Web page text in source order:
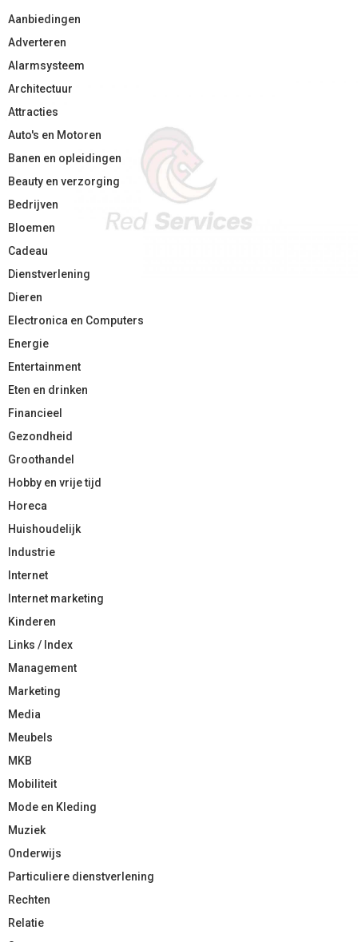
Aanbiedingen
Adverteren
Alarmsysteem
Architectuur
Attracties
Auto's en Motoren
Banen en opleidingen
Beauty en verzorging
Bedrijven
Bloemen
Cadeau
Dienstverlening
Dieren
Electronica en Computers
Energie
Entertainment
Eten en drinken
Financieel
Gezondheid
Groothandel
Hobby en vrije tijd
Horeca
Huishoudelijk
Industrie
Internet
Internet marketing
Kinderen
Links / Index
Management
Marketing
Media
Meubels
MKB
Mobiliteit
Mode en Kleding
Muziek
Onderwijs
Particuliere dienstverlening
Rechten
Relatie